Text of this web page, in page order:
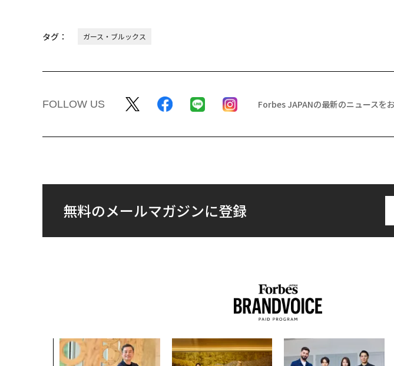
タグ： ガース・ブルックス
FOLLOW US Forbes JAPANの最新のニュースを
無料のメールマガジンに登録